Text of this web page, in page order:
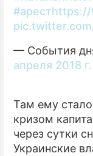
#арестhttps://
— Cобытия
апреля 2018 г.
Там ему
кризом
через сутки
Украинские